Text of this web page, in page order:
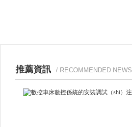
推薦資訊 / RECOMMENDED NEWS